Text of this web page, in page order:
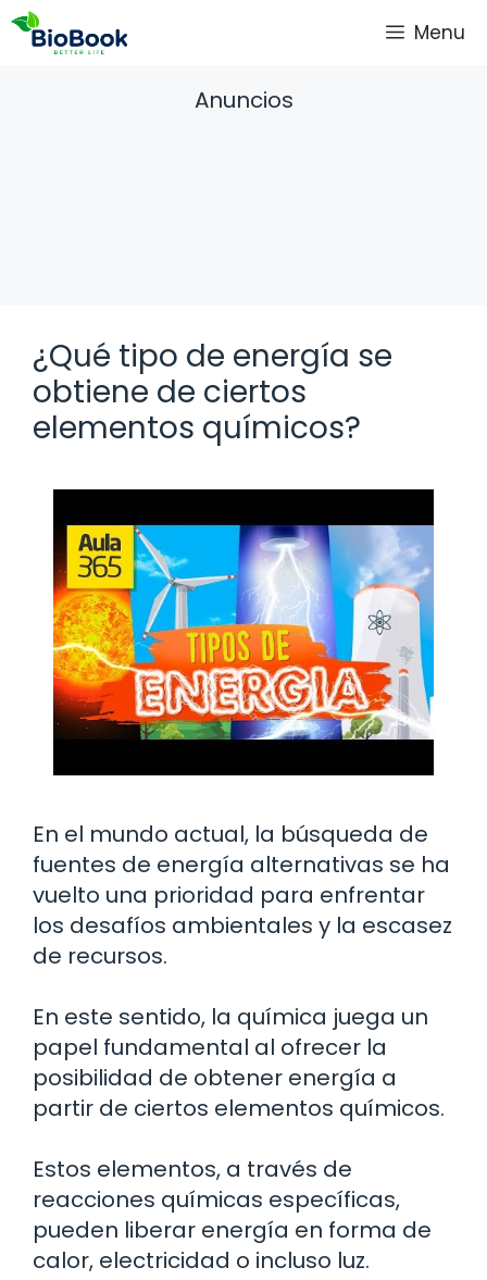
Saltar
Menu
Anuncios
¿Qué tipo de energía se
obtiene de ciertos
elementos químicos?
En el mundo actual, la búsqueda de
fuentes de energía alternativas se ha
vuelto una prioridad para enfrentar
los desafíos ambientales y la escasez
de recursos.
En este sentido, la química juega un
papel fundamental al ofrecer la
posibilidad de obtener energía a
partir de ciertos elementos químicos.
Estos elementos, a través de
reacciones químicas específicas,
pueden liberar energía en forma de
calor, electricidad o incluso luz.